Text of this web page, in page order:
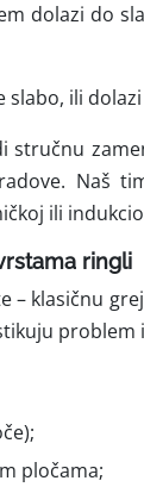
dolazi do
slabo, ili
stručnu
Naš
ili
ringli
– klasičnu
pločama;